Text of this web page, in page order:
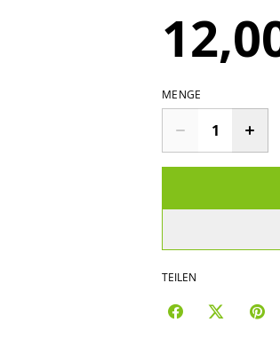
MENGE
TEILEN